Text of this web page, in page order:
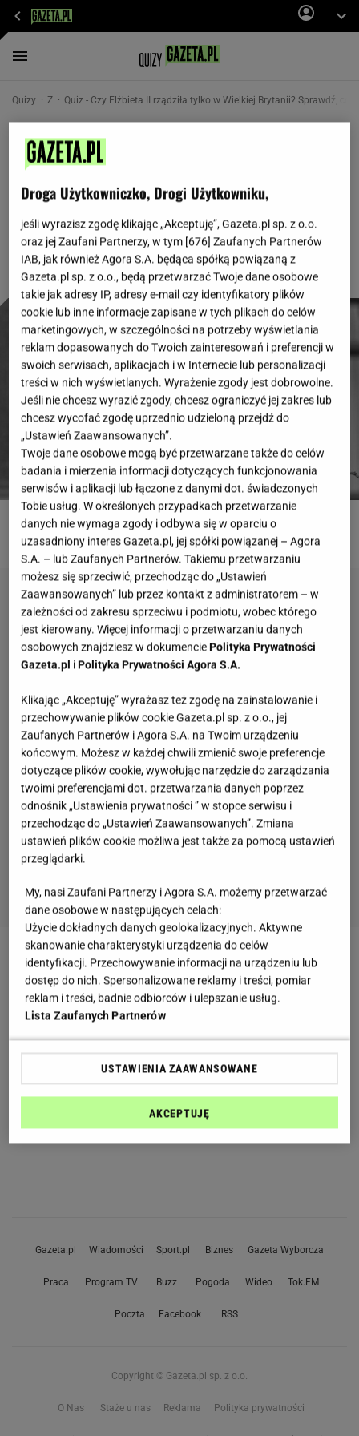
Quizy Z Quiz - Czy Elżbieta II rządziła tylko w Wielkiej Brytanii? Sprawdź, co
Czy Elżbieta II rządziła tylko w Wielkiej
Brytanii? Sprawdź, co o niej wiesz!
W tym quizie sprawdzimy, co wiesz na temat
najdłużej panującej królowej w historii!
ROZWIĄŻ QUIZ
Gazeta.pl Wiadomości Sport.pl Biznes Gazeta Wyborcza
Praca Program TV Buzz Pogoda Wideo Tok.FM
Poczta Facebook RSS
Copyright © Gazeta.pl sp. z o.o.
O Nas Staże u nas Reklama Polityka prywatności
Droga Użytkowniczko, Drogi Użytkowniku,
jeśli wyrazisz zgodę klikając „Akceptuję”, Gazeta.pl sp. z o.o.
oraz jej Zaufani Partnerzy, w tym [676] Zaufanych Partnerów
IAB, jak również Agora S.A. będąca spółką powiązaną z
Gazeta.pl sp. z o.o., będą przetwarzać Twoje dane osobowe
takie jak adresy IP, adresy e-mail czy identyfikatory plików
cookie lub inne informacje zapisane w tych plikach do celów
marketingowych, w szczególności na potrzeby wyświetlania
reklam dopasowanych do Twoich zainteresowań i preferencji w
swoich serwisach, aplikacjach i w Internecie lub personalizacji
treści w nich wyświetlanych. Wyrażenie zgody jest dobrowolne.
Jeśli nie chcesz wyrazić zgody, chcesz ograniczyć jej zakres lub
chcesz wycofać zgodę uprzednio udzieloną przejdź do
„Ustawień Zaawansowanych”.
Twoje dane osobowe mogą być przetwarzane także do celów
badania i mierzenia informacji dotyczących funkcjonowania
serwisów i aplikacji lub łączone z danymi dot. świadczonych
Tobie usług. W określonych przypadkach przetwarzanie
danych nie wymaga zgody i odbywa się w oparciu o
uzasadniony interes Gazeta.pl, jej spółki powiązanej – Agora
S.A. – lub Zaufanych Partnerów. Takiemu przetwarzaniu
możesz się sprzeciwić, przechodząc do „Ustawień
Zaawansowanych” lub przez kontakt z administratorem – w
zależności od zakresu sprzeciwu i podmiotu, wobec którego
jest kierowany. Więcej informacji o przetwarzaniu danych
osobowych znajdziesz w dokumencie Polityka Prywatności
Gazeta.pl i Polityka Prywatności Agora S.A.
Klikając „Akceptuję” wyrażasz też zgodę na zainstalowanie i
przechowywanie plików cookie Gazeta.pl sp. z o.o., jej
Zaufanych Partnerów i Agora S.A. na Twoim urządzeniu
końcowym. Możesz w każdej chwili zmienić swoje preferencje
dotyczące plików cookie, wywołując narzędzie do zarządzania
twoimi preferencjami dot. przetwarzania danych poprzez
odnośnik „Ustawienia prywatności ” w stopce serwisu i
przechodząc do „Ustawień Zaawansowanych”. Zmiana
ustawień plików cookie możliwa jest także za pomocą ustawień
przeglądarki.
My, nasi Zaufani Partnerzy i Agora S.A. możemy przetwarzać
dane osobowe w następujących celach:
Użycie dokładnych danych geolokalizacyjnych. Aktywne
skanowanie charakterystyki urządzenia do celów
identyfikacji. Przechowywanie informacji na urządzeniu lub
dostęp do nich. Spersonalizowane reklamy i treści, pomiar
reklam i treści, badnie odbiorców i ulepszanie usług.
Lista Zaufanych Partnerów
USTAWIENIA ZAAWANSOWANE
AKCEPTUJĘ